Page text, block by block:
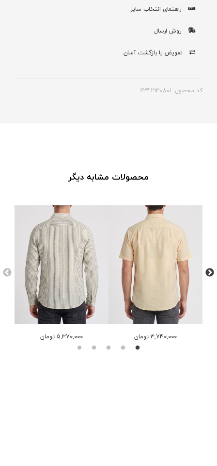
راهنمای انتخاب سایز
روش ارسال
تعویض یا بازگشت آسان
کد محصول: 2342130801
محصولات مشابه دیگر
5,370,000 تومان 3,740,000 تومان